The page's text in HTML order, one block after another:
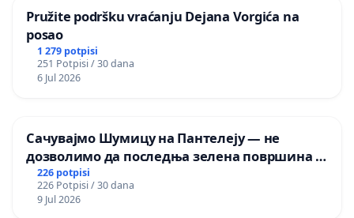
Pružite podršku vraćanju Dejana Vorgića na
posao
1 279 potpisi
251 Potpisi / 30 dana
6 Jul 2026
Сачувајмо Шумицу на Пантелеју — не
дозволимо да последња зелена површина у
Мавровској постане депонија
226 potpisi
226 Potpisi / 30 dana
9 Jul 2026